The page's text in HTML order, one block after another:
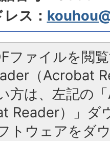
ス：
ファイルを閲
（Acrobat
方は、左記の
Reader）」ダ
トウェアをダ